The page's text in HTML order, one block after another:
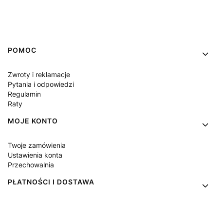
Linki w stopce
POMOC
Zwroty i reklamacje
Pytania i odpowiedzi
Regulamin
Raty
MOJE KONTO
Twoje zamówienia
Ustawienia konta
Przechowalnia
PŁATNOŚCI I DOSTAWA